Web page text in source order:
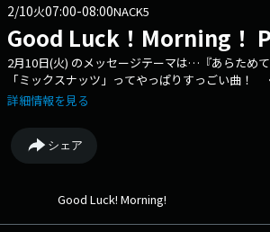
2/10火07:00-08:00NACK5
Good Luck！Morning！
2月10日(火) のメッセージテーマは…『あらた
「ミックスナッツ」ってやっぱりすっごい曲！
倒される などなど、 みんな知っているだろう
NEWSフラッシュ『今朝の朝刊をチェック』
『経済ジャーナリスト・日本経済新聞社 客員
7:35～ Today's トレンドEYE『トレンド独自調査
葉」』 8:05～ 昨日、家に帰ったら...『あなたの
詳細情報を見る
シェア
Good Luck! Morning!